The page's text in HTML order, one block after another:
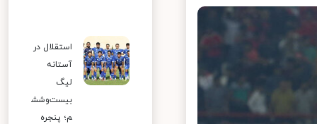
استقلال در
آستانه
لیگ
بیست‌وشش
م؛ پنجره